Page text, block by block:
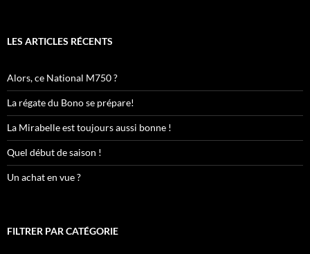
LES ARTICLES RÉCENTS
Alors, ce National M750 ?
La régate du Bono se prépare!
La Mirabelle est toujours aussi bonne !
Quel début de saison !
Un achat en vue ?
FILTRER PAR CATÉGORIE